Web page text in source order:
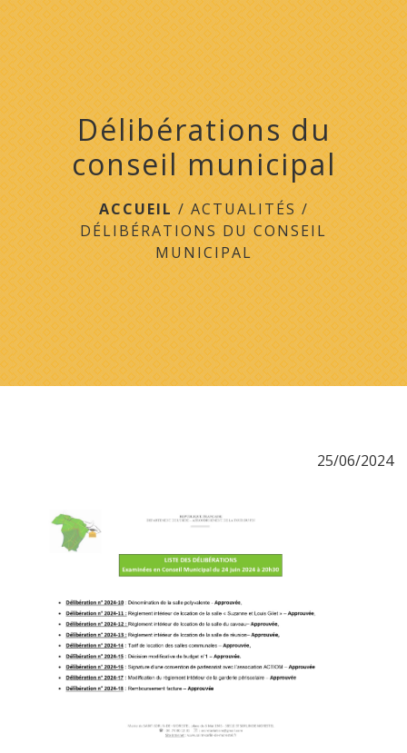
menu
Délibérations du
conseil municipal
ACCUEIL/ACTUALITÉS/
DÉLIBÉRATIONS DU CONSEIL
MUNICIPAL
25/06/2024